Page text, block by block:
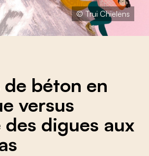
© Trui Chielens
béton en
versus
digues aux